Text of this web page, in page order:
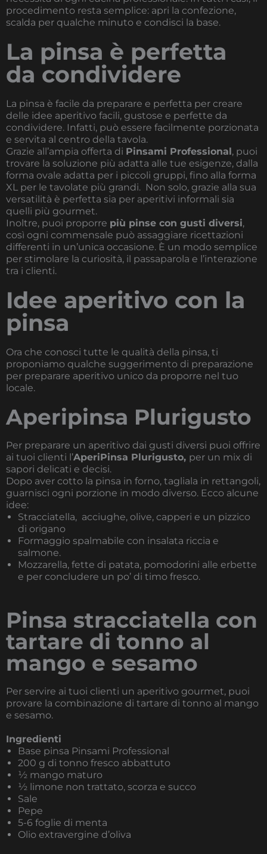
procedimento resta semplice: apri la confezione,
scalda per qualche minuto e condisci la base.
La pinsa è perfetta
da condividere
La pinsa è facile da preparare e perfetta per creare
delle idee aperitivo facili, gustose e perfette da
condividere. Infatti, può essere facilmente porzionata
e servita al centro della tavola.
Grazie all’ampia offerta di Pinsami Professional, puoi
trovare la soluzione più adatta alle tue esigenze, dalla
forma ovale adatta per i piccoli gruppi, fino alla forma
XL per le tavolate più grandi. Non solo, grazie alla sua
versatilità è perfetta sia per aperitivi informali sia
quelli più gourmet.
Inoltre, puoi proporre più pinse con gusti diversi,
così ogni commensale può assaggiare ricettazioni
differenti in un’unica occasione. È un modo semplice
per stimolare la curiosità, il passaparola e l’interazione
tra i clienti.
Idee aperitivo con la
pinsa
Ora che conosci tutte le qualità della pinsa, ti
proponiamo qualche suggerimento di preparazione
per preparare aperitivo unico da proporre nel tuo
locale.
Aperipinsa Plurigusto
Per preparare un aperitivo dai gusti diversi puoi offrire
ai tuoi clienti l’AperiPinsa Plurigusto, per un mix di
sapori delicati e decisi.
Dopo aver cotto la pinsa in forno, tagliala in rettangoli,
guarnisci ogni porzione in modo diverso. Ecco alcune
idee:
Stracciatella, acciughe, olive, capperi e un pizzico
di origano
Formaggio spalmabile con insalata riccia e
salmone.
Mozzarella, fette di patata, pomodorini alle erbette
e per concludere un po’ di timo fresco.
Pinsa stracciatella con
tartare di tonno al
mango e sesamo
Per servire ai tuoi clienti un aperitivo gourmet, puoi
provare la combinazione di tartare di tonno al mango
e sesamo.
Ingredienti
Base pinsa Pinsami Professional
200 g di tonno fresco abbattuto
½ mango maturo
½ limone non trattato, scorza e succo
Sale
Pepe
5-6 foglie di menta
Olio extravergine d’oliva